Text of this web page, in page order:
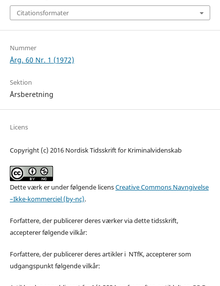
Citationsformater
Nummer
Årg. 60 Nr. 1 (1972)
Sektion
Årsberetning
Licens
Copyright (c) 2016 Nordisk Tidsskrift for Kriminalvidenskab
Dette værk er under følgende licensCreative Commons Navngivelse
–Ikke-kommerciel (by-nc).
Forfattere, der publicerer deres værker via dette tidsskrift,
accepterer følgende vilkår:
Forfattere, der publicerer deres artikler i NTfK, accepterer som
udgangspunkt følgende vilkår: